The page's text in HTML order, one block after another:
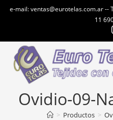
e-mail: ventas@eurotelas.com.ar --
11
Ovidio-09-
> Productos >